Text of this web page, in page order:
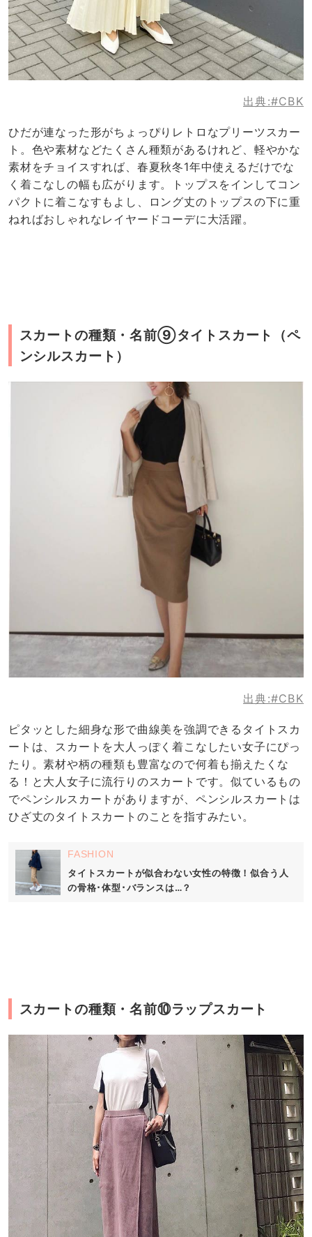
出典:#CBK
ひだが連なった形がちょっぴりレトロなプリーツスカー
ト。色や素材などたくさん種類があるけれど、軽やかな
素材をチョイスすれば、春夏秋冬1年中使えるだけでな
く着こなしの幅も広がります。トップスをインしてコン
パクトに着こなすもよし、ロング丈のトップスの下に重
ねればおしゃれなレイヤードコーデに大活躍。
スカートの種類・名前⑨タイトスカート（ペ
ンシルスカート）
出典:#CBK
ピタッとした細身な形で曲線美を強調できるタイトスカ
ートは、スカートを大人っぽく着こなしたい女子にぴっ
たり。素材や柄の種類も豊富なので何着も揃えたくな
る！と大人女子に流行りのスカートです。似ているもの
でペンシルスカートがありますが、ペンシルスカートは
ひざ丈のタイトスカートのことを指すみたい。
FASHION
タイトスカートが似合わない女性の特徴！似合う人
の骨格･体型･バランスは…？
スカートの種類・名前⑩ラップスカート